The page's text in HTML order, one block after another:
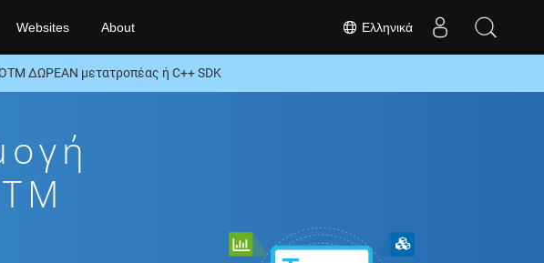
Ελληνικά
Websites About
ΔΩΡΕΑΝ μετατροπέας ή C++ SDK